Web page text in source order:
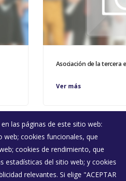
Asociación de la tercera
Ver más
las páginas de este sitio web:
web; cookies funcionales, que
cookies de rendimiento, que
estadísticas del sitio web; y cookies
relevantes. Si elige "ACEPTAR